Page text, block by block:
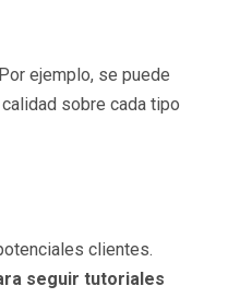
ejemplo, se puede
sobre cada tipo
clientes.
seguir tutoriales